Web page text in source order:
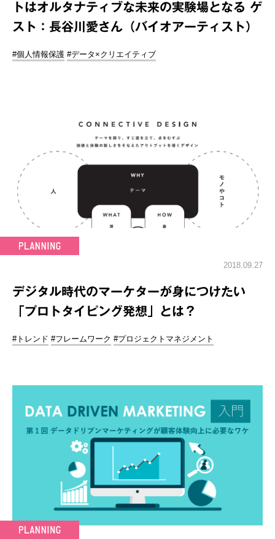
トはオルタナティブな未来の実験場となる ゲ
スト：長谷川愛さん（バイオアーティスト）
#個人情報保護 #データ×クリエイティブ
2018.09.27
デジタル時代のマーケターが身につけたい
「プロトタイピング発想」とは？
#トレンド #フレームワーク #プロジェクトマネジメント